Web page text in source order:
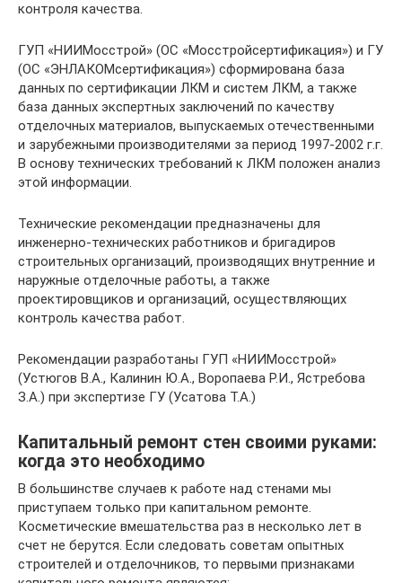
контроля качества.
ГУП «НИИМосстрой» (ОС «Мосстройсертификация») и ГУ
(ОС «ЭНЛАКОМсертификация») сформирована база
данных по сертификации ЛКМ и систем ЛКМ, а также
база данных экспертных заключений по качеству
отделочных материалов, выпускаемых отечественными
и зарубежными производителями за период 1997-2002 г.г.
В основу технических требований к ЛКМ положен анализ
этой информации.
Технические рекомендации предназначены для
инженерно-технических работников и бригадиров
строительных организаций, производящих внутренние и
наружные отделочные работы, а также
проектировщиков и организаций, осуществляющих
контроль качества работ.
Рекомендации разработаны ГУП «НИИМосстрой»
(Устюгов В.А., Калинин Ю.А., Воропаева Р.И., Ястребова
З.А.) при экспертизе ГУ (Усатова Т.А.)
Капитальный ремонт стен своими руками:
когда это необходимо
В большинстве случаев к работе над стенами мы
приступаем только при капитальном ремонте.
Косметические вмешательства раз в несколько лет в
счет не берутся. Если следовать советам опытных
строителей и отделочников, то первыми признаками